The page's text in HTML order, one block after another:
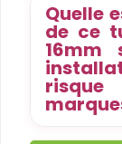
Quelle
de ce
16mm